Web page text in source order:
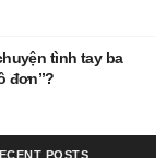
tình tay ba
đơn”?
POSTS